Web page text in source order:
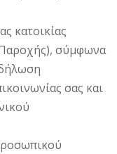
κατοικίας
σύμφωνα
σας και